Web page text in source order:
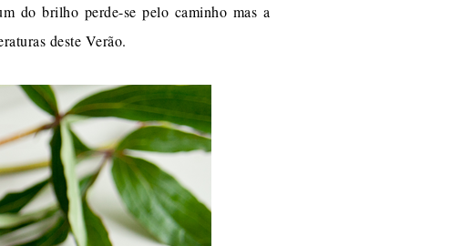
do brilho perde-se pelo caminho mas a
deste Verão.